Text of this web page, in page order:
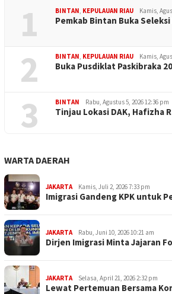
1 BINTAN, KEPULAUAN RIAU Kamis,
Pemkab Bintan Buka
2 BINTAN, KEPULAUAN RIAU Kamis,
Buka Pusdiklat Paskibraka
3 BINTAN Rabu, Agustus 5, 2026 12:36 pm
Tinjau Lokasi DAK, Hafizha
WARTA DAERAH
JAKARTA Kamis, Juli 2, 2026 7:33 pm
Imigrasi Gandeng KPK untuk
JAKARTA Rabu, Juni 10, 2026 10:21 am
Dirjen Imigrasi Minta Jajaran
JAKARTA Selasa, April 21, 2026 2:32 pm
Lewat Pertemuan Bersama